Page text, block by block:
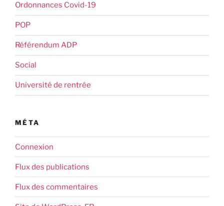
Ordonnances Covid-19
POP
Référendum ADP
Social
Université de rentrée
MÉTA
Connexion
Flux des publications
Flux des commentaires